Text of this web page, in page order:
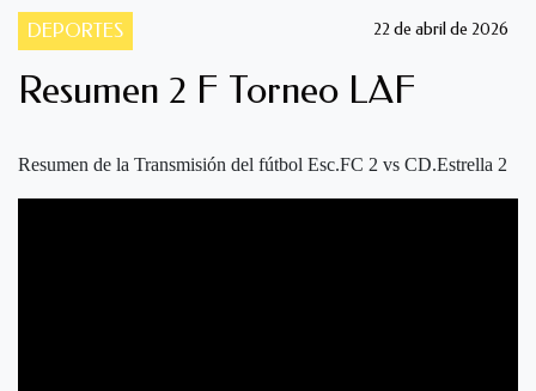
DEPORTES 22 de abril de 2026
Resumen 2 F Torneo LAF
Resumen de la Transmisión del fútbol Esc.FC 2 vs CD.Estrella 2